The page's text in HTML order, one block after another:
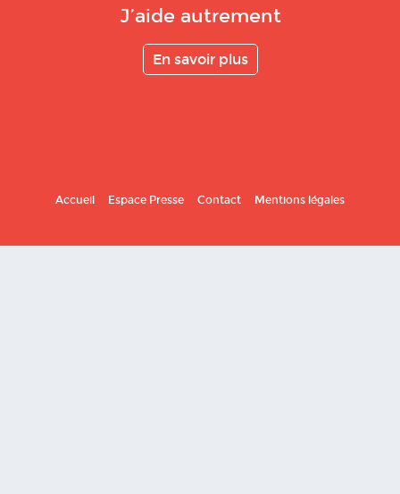
J’aide autrement
En savoir plus
Accueil Espace Presse Contact Mentions légales